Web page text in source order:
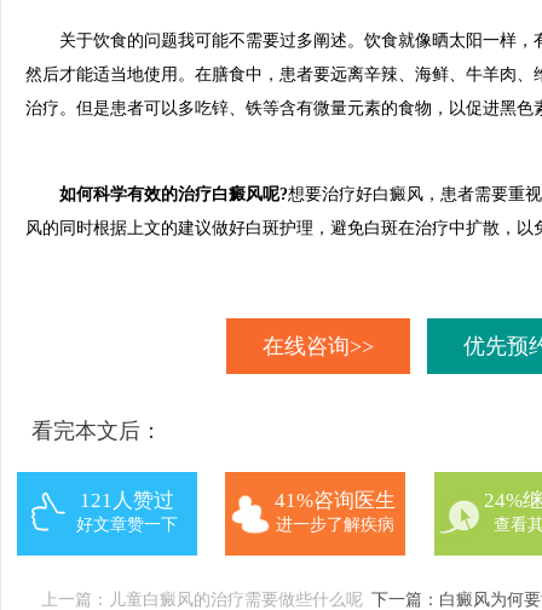
关于饮食的问题我可能不需要过多阐述。饮食就像晒太阳一样，
然后才能适当地使用。在膳食中，患者要远离辛辣、海鲜、牛羊肉、
治疗。但是患者可以多吃锌、铁等含有微量元素的食物，以促进黑色
如何科学有效的治疗白癜风呢?想要治疗好白癜风，患者需要重
风的同时根据上文的建议做好白斑护理，避免白斑在治疗中扩散，以
在线咨询>> 优先预
看完本文后：
121人赞过
好文章赞一下
41%咨询医生
进一步了解疾病
24%
查看
上一篇： 儿童白癜风的治疗需要做些什么呢 下一篇： 白癜风为何